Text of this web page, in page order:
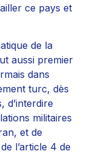
ce pays et
de la
aussi premier
dans
turc, dès
d’interdire
militaires
et de
l’article 4 de